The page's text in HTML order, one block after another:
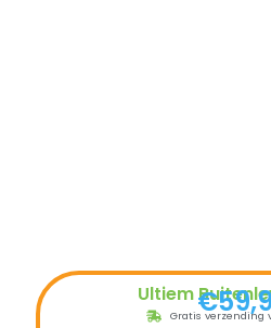
Ultiem€
Gratis verzending